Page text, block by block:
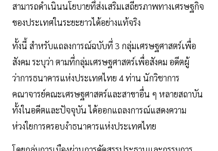
สามารถดำเนินนโยบายที่ส่งเสริมเสถียรภาพทางเศรษฐกิจ
ของประเทศในระยะยาวได้อย่างแท้จริง
ทั้งนี้ สำหรับแถลงการณ์ฉบับที่ 3 กลุ่มเศรษฐศาสตร์เพื่อ
สังคม ระบุว่า ตามที่กลุ่มเศรษฐศาสตร์เพื่อสังคม อดีตผู้
ว่าการธนาคารแห่งประเทศไทย 4 ท่าน นักวิชาการ
คณาจารย์คณะเศรษฐศาสตร์และสาขาอื่น ๆ หลายสถาบัน
ทั้งในอดีตและปัจจุบัน ได้ออกแถลงการณ์แสดงความ
ห่วงใยการครอบงำธนาคารแห่งประเทศไทย